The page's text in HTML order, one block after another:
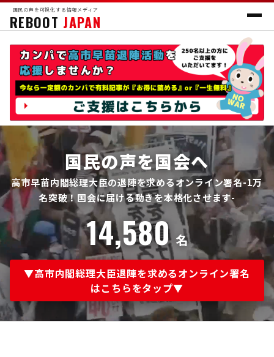
国民の声を可視化する情報メディア
REBOOT JAPAN
国民の声を国会へ
高市早苗内閣総理大臣の退陣を求めるオンライン署名-1万
名突破！国会に届ける動きを本格化させます-
14,580 名
▼高市内閣総理大臣退陣を求めるオンライン署名
はこちらをタップ▼